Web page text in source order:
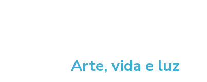
Arte, vida e luz